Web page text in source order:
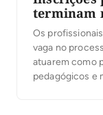
terminam
Os
vaga no
atuarem como
pedagógicos e